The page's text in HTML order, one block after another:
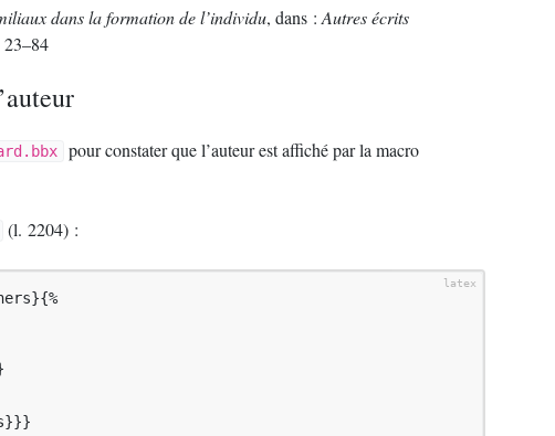
dans la formation de l’individu, dans : Autres écrits
pour constater que l’auteur est affiché par la macro
(l. 2204) :